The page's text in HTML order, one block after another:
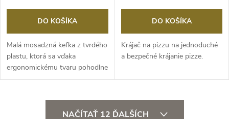
DO KOŠÍKA
Malá mosadzná kefka z tvrdého
plastu, ktorá sa vďaka
ergonomickému tvaru pohodlne
drží.
DO KOŠÍKA
Krájač na pizzu na jednoduché
a bezpečné krájanie pizze.
NAČÍTAŤ 12 ĎALŠÍCH